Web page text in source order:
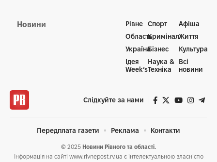
Новини
Рівне
Область
Україна
Ідея
Week’s
Спорт
Кримінал
Бізнес
Наука &
Техніка
Афіша
Життя
Культура
Всі
новини
Слідкуйте за нами
© 2025 Новини Рівного та області.
Інформація на сайті www.rivnepost.rv.ua є інтелектуальною власністю
Передплата газети Реклама Контакти